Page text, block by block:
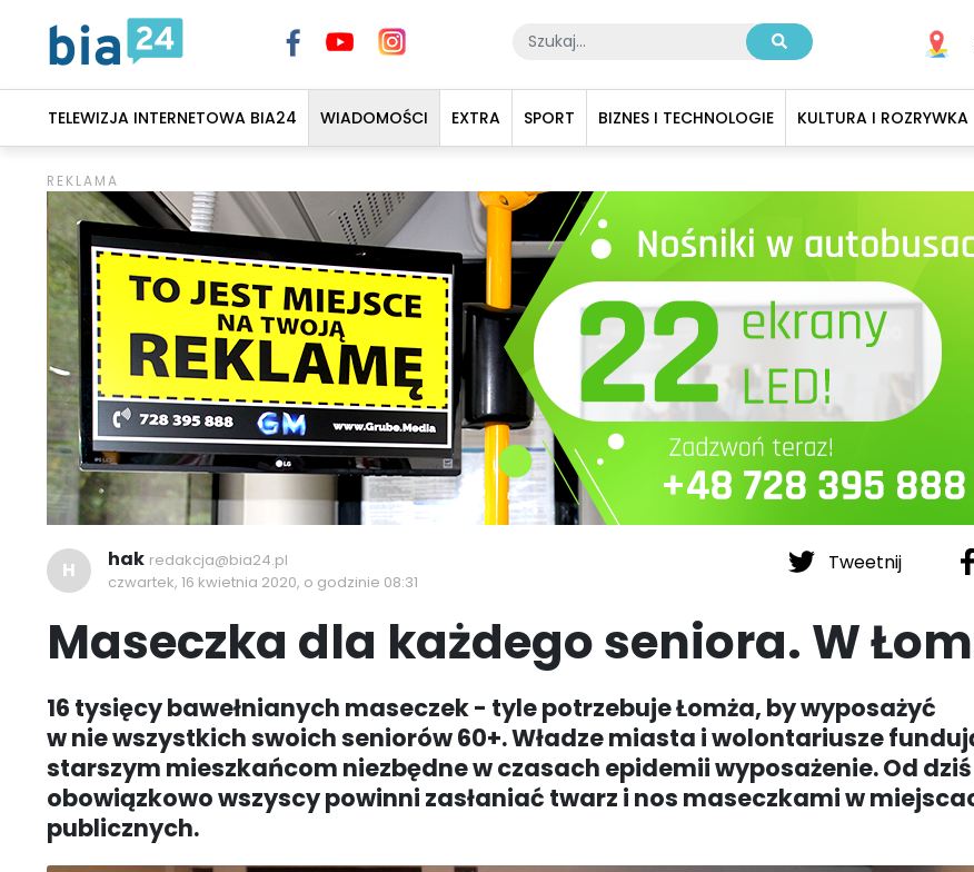
TELEWIZJA INTERNETOWA BIA24 WIADOMOŚCI EXTRA SPORT BIZNES I TECHNOLOGIE KULTURA I ROZRYWKA
Tweetnij
H hak redakcja@bia24.pl
czwartek, 16 kwietnia 2020, o godzinie 08:31
Maseczka dla każdego seniora. W
16 tysięcy bawełnianych maseczek - tyle potrzebuje Łomża, by wyposażyć
w nie wszystkich swoich seniorów 60+. Władze miasta i wolontariusze
starszym mieszkańcom niezbędne w czasach epidemii wyposażenie. Od dziś
obowiązkowo wszyscy powinni zasłaniać twarz i nos maseczkami w
publicznych.